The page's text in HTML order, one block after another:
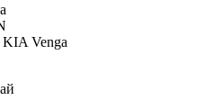
KIA Venga